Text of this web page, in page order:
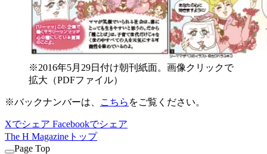
※2016年5月29日付け朝刊紙面。画像クリックで
拡大（PDFファイル）
※バックナンバーは、 こちら をご覧ください。
Xでシェア Facebookでシェア
The H Magazineトップ
Page Top